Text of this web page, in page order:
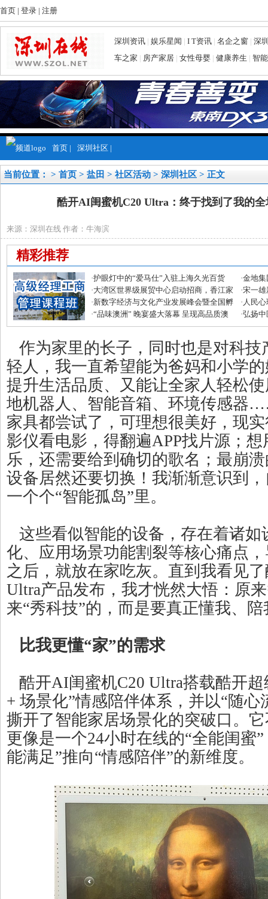
首页 | 登录 | 注册
深圳资讯 | 娱乐星闻 | I T资讯 | 名企之窗 | 深
车之家 | 房产家居 | 女性母婴 | 健康养生 | 智
首页 | 深圳社区 |
当前位置： > 首页 > 盐田 > 社区活动 > 深圳社区 > 正文
酷开AI闺蜜机C20 Ultra：终于找到了我的
来源：深圳在线 作者：牛海滨
精彩推荐
·护眼灯中的“爱马仕”入驻上海久光百货 ·金地集
磅优惠
·大湾区世界级展贸中心启动招商，香江家
居打造建材家居业“东方米兰展”
·宋一雄
生逆袭
·新数字经济与文化产业发展峰会暨全国孵
化中心年度盛典圆满收官
· 人民
·“品味澳洲” 晚宴盛大落幕 呈现高品质澳
式美味
·弘扬中
滋补节
作为家里的长子，同时也是对科技
轻人，我一直希望能为爸妈和小学
提升生活品质、又能让全家人轻松
地机器人、智能音箱、环境传感器
家具都尝试了，可理想很美好，现
影仪看电影，得翻遍APP找片源；
乐，还需要给到确切的歌名；最崩
设备居然还要切换！我渐渐意识到
一个个“智能孤岛”里。
这些看似智能的设备，存在着诸如
化、应用场景功能割裂等核心痛点
之后，就放在家吃灰。直到我看见
Ultra产品发布，我才恍然大悟：原
来“秀科技”的，而是要真正懂我、
比我更懂“家”的需求
酷开AI闺蜜机C20 Ultra搭载酷开
+ 场景化”情感陪伴体系，并以“随心
撕开了智能家居场景化的突破口。
更像是一个24小时在线的“全能闺蜜
能满足”推向“情感陪伴”的新维度。